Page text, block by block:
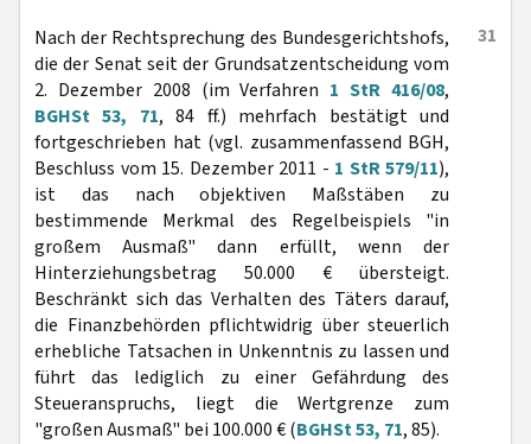
31
Nach der Rechtsprechung des Bundesgerichtshofs,
die der Senat seit der Grundsatzentscheidung vom
2. Dezember 2008 (im Verfahren 1 StR 416/08,
BGHSt 53, 71, 84 ff.) mehrfach bestätigt und
fortgeschrieben hat (vgl. zusammenfassend BGH,
Beschluss vom 15. Dezember 2011 - 1 StR 579/11),
ist das nach objektiven Maßstäben zu
bestimmende Merkmal des Regelbeispiels "in
großem Ausmaß" dann erfüllt, wenn der
Hinterziehungsbetrag 50.000 € übersteigt.
Beschränkt sich das Verhalten des Täters darauf,
die Finanzbehörden pflichtwidrig über steuerlich
erhebliche Tatsachen in Unkenntnis zu lassen und
führt das lediglich zu einer Gefährdung des
Steueranspruchs, liegt die Wertgrenze zum
"großen Ausmaß" bei 100.000 € (BGHSt 53, 71, 85).